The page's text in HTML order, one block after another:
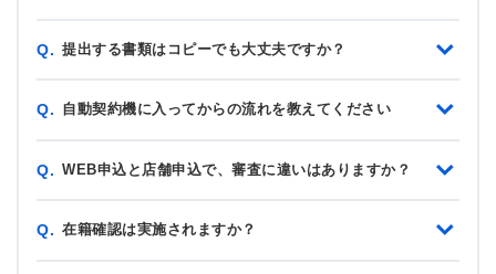
Q. 提出する書類はコピーでも大丈夫ですか？
Q. 自動契約機に入ってからの流れを教えてください
Q. WEB申込と店舗申込で、審査に違いはありますか？
Q. 在籍確認は実施されますか？